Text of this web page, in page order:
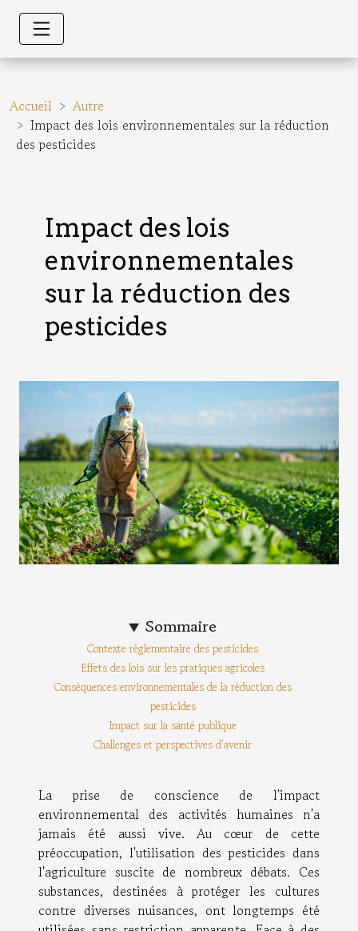
Accueil
Autre
Impact des lois environnementales sur la réduction
des pesticides
Impact des lois
environnementales
sur la réduction des
pesticides
Sommaire
Contexte réglementaire des pesticides
Effets des lois sur les pratiques agricoles
Conséquences environnementales de la réduction des
pesticides
Impact sur la santé publique
Challenges et perspectives d'avenir
La prise de conscience de l'impact
environnemental des activités humaines n'a
jamais été aussi vive. Au cœur de cette
préoccupation, l'utilisation des pesticides dans
l'agriculture suscite de nombreux débats. Ces
substances, destinées à protéger les cultures
contre diverses nuisances, ont longtemps été